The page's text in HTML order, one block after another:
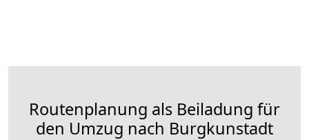
Routenplanung als Beiladung für
den Umzug nach Burgkunstadt